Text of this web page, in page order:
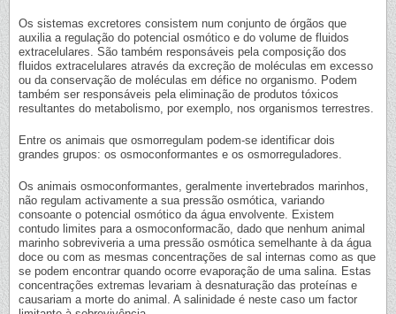
Os sistemas excretores consistem num conjunto de órgãos que
auxilia a regulação do potencial osmótico e do volume de fluidos
extracelulares. São também responsáveis pela composição dos
fluidos extracelulares através da excreção de moléculas em excesso
ou da conservação de moléculas em défice no organismo. Podem
também ser responsáveis pela eliminação de produtos tóxicos
resultantes do metabolismo, por exemplo, nos organismos terrestres.
Entre os animais que osmorregulam podem-se identificar dois
grandes grupos: os osmoconformantes e os osmorreguladores.
Os animais osmoconformantes, geralmente invertebrados marinhos,
não regulam activamente a sua pressão osmótica, variando
consoante o potencial osmótico da água envolvente. Existem
contudo limites para a osmoconformacão, dado que nenhum animal
marinho sobreviveria a uma pressão osmótica semelhante à da água
doce ou com as mesmas concentrações de sal internas como as que
se podem encontrar quando ocorre evaporação de uma salina. Estas
concentrações extremas levariam à desnaturação das proteínas e
causariam a morte do animal. A salinidade é neste caso um factor